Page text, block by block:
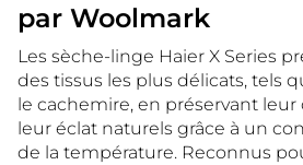
par Woolmark
Les sèche-linge Haier X Series
des tissus les plus délicats, tels
le cachemire, en préservant
leur éclat naturels grâce à un
de la température. Reconnus